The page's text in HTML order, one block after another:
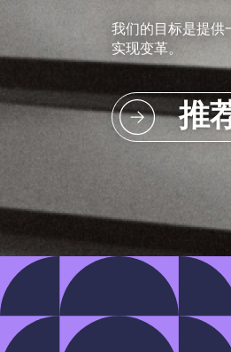
我们的目标是提供
实现变革。
推